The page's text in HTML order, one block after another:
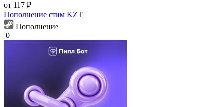
от 117 ₽
Пополнение стим KZT
Пополнение
0